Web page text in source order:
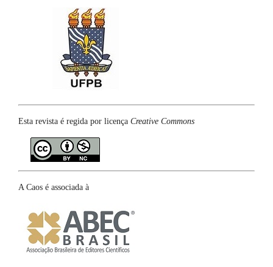
Esta revista é regida por licença Creative Commons
A Caos é associada à